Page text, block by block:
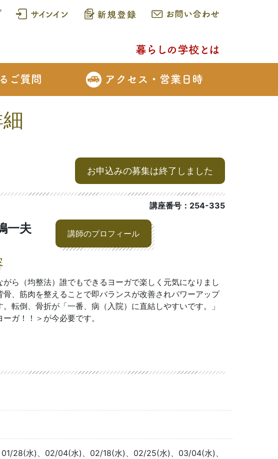
お申込みの募集は終了しました
講座番号：254-335
一夫 講師のプロフィール
がら（均整法）誰でもできるヨーガで楽しく元気になりまし
骨、筋肉を整えることで即バランスが改善されパワーアップ
。転倒、骨折が「一番、病（入院）に直結しやすいです。」
ーガ！！＞が今必要です。
28(水)、02/04(水)、02/18(水)、02/25(水)、03/04(水)、